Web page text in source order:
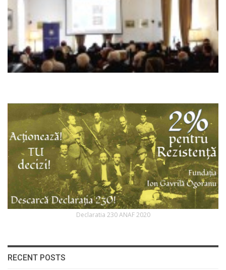
Declaratia 230 ANAF 2020
RECENT POSTS